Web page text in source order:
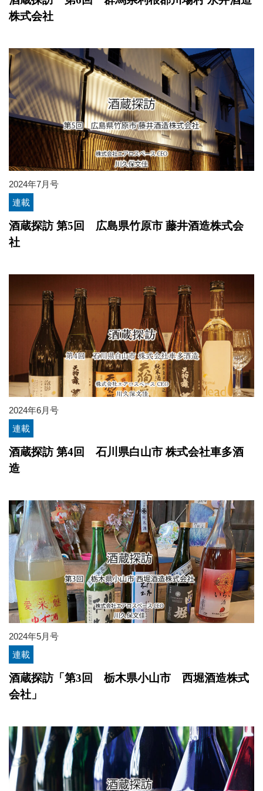
株式会社
2024年7月号
連載
酒蔵探訪 第5回 広島県竹原市 藤井酒造株式会
社
2024年6月号
連載
酒蔵探訪 第4回 石川県白山市 株式会社車多酒
造
2024年5月号
連載
酒蔵探訪「第3回 栃木県小山市 西堀酒造株式
会社」